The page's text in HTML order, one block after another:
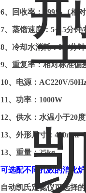
6、 回收率： ≥99%（相
7、 蒸馏速度： 5~15分钟/
8、 冷却水消耗：3L/分钟
9、 重复率：相对标准偏
10、 电源： AC220V/
11、 功率： 1000W
12、 供水：水温小于20度
13、 外形尺寸：
13、 重量：25kg
可选配不同孔数的消化
自动凯氏定氮仪可选择